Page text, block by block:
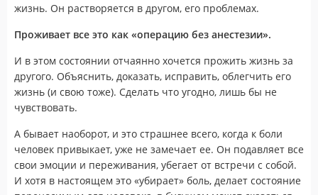
жизнь. Он растворяется в другом, его проблемах.
Проживает все это как «операцию без анестезии».
И в этом состоянии отчаянно хочется прожить жизнь за
другого. Объяснить, доказать, исправить, облегчить его
жизнь (и свою тоже). Сделать что угодно, лишь бы не
чувствовать.
А бывает наоборот, и это страшнее всего, когда к боли
человек привыкает, уже не замечает ее. Он подавляет все
свои эмоции и переживания, убегает от встречи с собой.
И хотя в настоящем это «убирает» боль, делает состояние